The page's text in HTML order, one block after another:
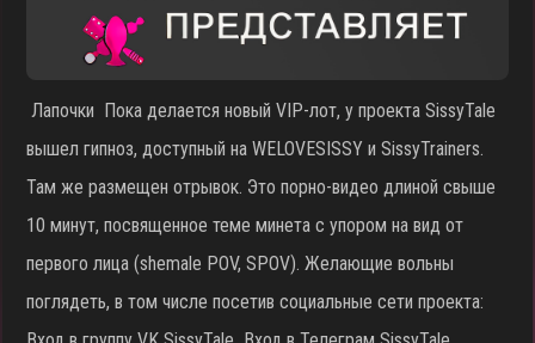
Лапочки Пока делается новый VIP-лот, у проекта SissyTale
вышел гипноз, доступный на WELOVESISSY и SissyTrainers.
Там же размещен отрывок. Это порно-видео длиной свыше
10 минут, посвященное теме минета с упором на вид от
первого лица (shemale POV, SPOV). Желающие вольны
поглядеть, в том числе посетив социальные сети проекта: